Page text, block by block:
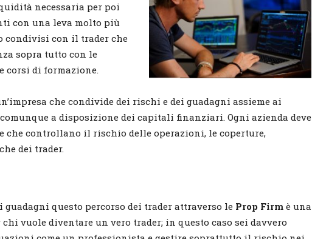
necessaria per poi
con una leva molto più
condivisi con il trader che
sopra tutto con le
corsi di formazione.
che condivide dei rischi e dei guadagni assieme ai
a disposizione dei capitali finanziari. Ogni azienda deve
che controllano il rischio delle operazioni, le coperture,
dei trader.
guadagni questo percorso dei trader attraverso le Prop Firm è una
vuole diventare un vero trader; in questo caso sei davvero